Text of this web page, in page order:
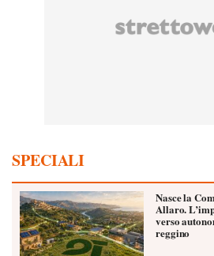
SPECIALI
Nasce la
Allaro.
verso
reggino